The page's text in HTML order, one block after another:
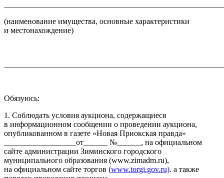
(наименование имущества, основные характеристики
и местонахождение)
Обязуюсь:
1. Соблюдать условия аукциона, содержащиеся
в информационном сообщении о проведении аукциона,
опубликованном в газете «Новая Приокская правда»
__________________от______ №______, на официальном
сайте администрации Зиминского городского
муниципального образования (www.zimadm.ru),
на официальном сайте торгов (www.torgi.gov.ru). а также